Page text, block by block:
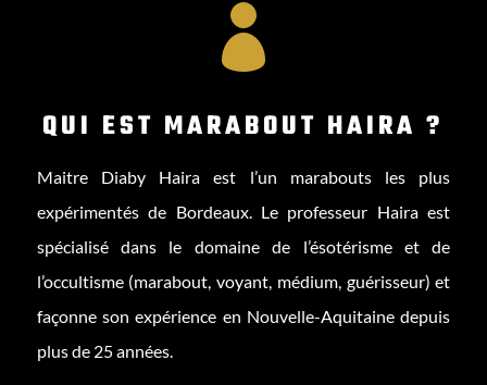

QUI EST MARABOUT HAIRA ?
Maitre Diaby Haira est l’un marabouts les plus
expérimentés de Bordeaux. Le professeur Haira est
spécialisé dans le domaine de l’ésotérisme et de
l’occultisme (marabout, voyant, médium, guérisseur) et
façonne son expérience en Nouvelle-Aquitaine depuis
plus de 25 années.